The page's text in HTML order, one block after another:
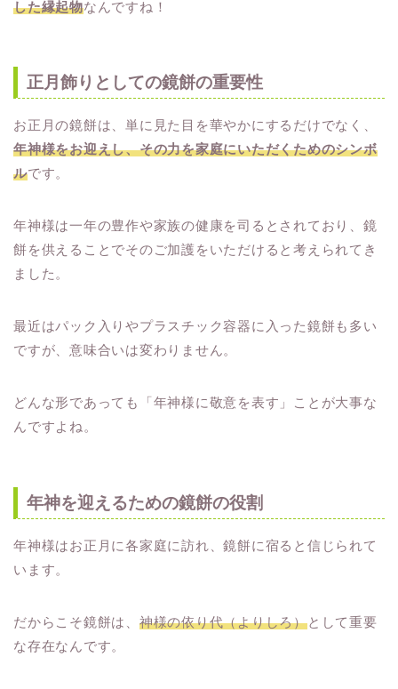
した縁起物なんですね！
正月飾りとしての鏡餅の重要性
お正月の鏡餅は、単に見た目を華やかにするだけでなく、
年神様をお迎えし、その力を家庭にいただくためのシンボ
ルです。
年神様は一年の豊作や家族の健康を司るとされており、鏡
餅を供えることでそのご加護をいただけると考えられてき
ました。
最近はパック入りやプラスチック容器に入った鏡餅も多い
ですが、意味合いは変わりません。
どんな形であっても「年神様に敬意を表す」ことが大事な
んですよね。
年神を迎えるための鏡餅の役割
年神様はお正月に各家庭に訪れ、鏡餅に宿ると信じられて
います。
だからこそ鏡餅は、 神様の依り代（よりしろ）として重要
な存在なんです。